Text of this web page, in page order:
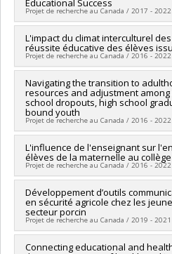
Grant programs:PV153480-
Savoir
Co-researchers :Isabelle
Anne-Sophie Denault
humaines du Canada
Grant programs:PVX99097-
partenariat
Educational Success
Projet de recherche au Canada / 2017 - 2022
Lead researcher : Isabelle
Funding sources:SPIIE/
interorganismes à l’intention des
L'impact du climat interculturel
réussite éducative des élèves
Projet de recherche au Canada / 2016 - 2022
Lead researcher : Marie Mc
Co-researchers :Valérie Amiraux,
Sivane Hirsch,Kristel Tardif-
Funding sources: FRQSC/Fonds
Société et culture (FQRSC)
Grant programs:PVXXXXXX-(AC)
générique
Navigating the transition to
resources and adjustment
school dropouts, high school
bound youth
Projet de recherche au Canada / 2016 - 2022
Lead researcher : Véronique
Co-researchers :Michel Janosz,
Lacourse
Funding sources:CRSH/Conseil
humaines du Canada
Grant programs:PVXXXXXX-
L'influence de l'enseignant sur
élèves de la maternelle au collège
Projet de recherche au Canada / 2016 - 2022
Lead researcher :Michel Janosz
Co-researchers :Linda S. Pagani,
Chouinard,Isabelle Archambault,
Vezeau,Thérèse Bouffard
Funding sources:FRQSC/Fonds
Développement d’outils
en sécurité agricole chez les
secteur porcin
Projet de recherche au Canada / 2019 - 2021
Lead researcher :Nancy
Connecting educational and